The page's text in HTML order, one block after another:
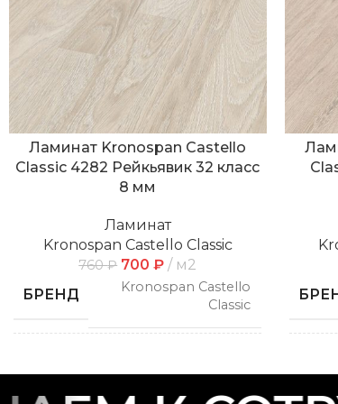
Ламинат Kronospan Castello
Classic 4282 Рейкьявик 32 класс
8 мм
Ламинат
Kronospan Castello Classic
760₽ 700₽
м2
БРЕНД
Kronospan Castello
Classic
Замковой